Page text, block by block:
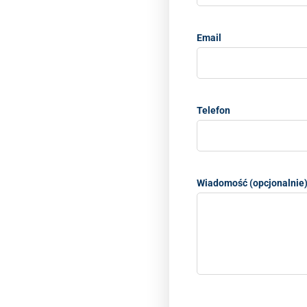
Email
Telefon
Wiadomość (opcjonalnie)